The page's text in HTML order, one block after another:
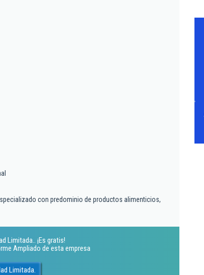
con predominio de productos alimenticios,
Limitada.. ¡Es gratis!
Ampliado de esta empresa
Limitada.